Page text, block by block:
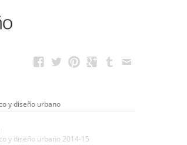
y diseño urbano
y diseño urbano 2014-15